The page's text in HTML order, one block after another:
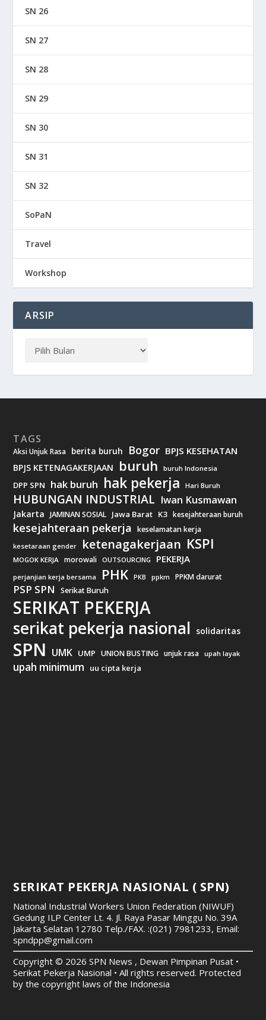
SN 26
SN 27
SN 28
SN 29
SN 30
SN 31
SN 32
SoPaN
Travel
Workshop
ARSIP
TAGS
Aksi Unjuk Rasa berita buruh Bogor BPJS KESEHATAN
BPJS KETENAGAKERJAAN buruh buruh Indonesia
DPP SPN hak buruh hak pekerja Hari Buruh
HUBUNGAN INDUSTRIAL Iwan Kusmawan
Jakarta JAMINAN SOSIAL Jawa Barat K3 kesejahteraan buruh
kesejahteraan pekerja keselamatan kerja
kesetaraan gender ketenagakerjaan KSPI
MOGOK KERJA morowali OUTSOURCING PEKERJA
perjanjian kerja bersama PHK PKB ppkm PPKM darurat
PSP SPN Serikat Buruh
SERIKAT PEKERJA
serikat pekerja nasional solidaritas
SPN UMK UMP UNION BUSTING unjuk rasa upah layak
upah minimum uu cipta kerja
SERIKAT PEKERJA NASIONAL ( SPN)
National Industrial Workers Union Federation (NIWUF)
Gedung ILP Center Lt. 4. Jl. Raya Pasar Minggu No. 39A
Jakarta Selatan 12780 Telp./FAX. :(021) 7981233, Email:
spndpp@gmail.com
Copyright © 2026 SPN News , Dewan Pimpinan Pusat •
Serikat Pekerja Nasional • All rights reserved. Protected
by the copyright laws of the Indonesia